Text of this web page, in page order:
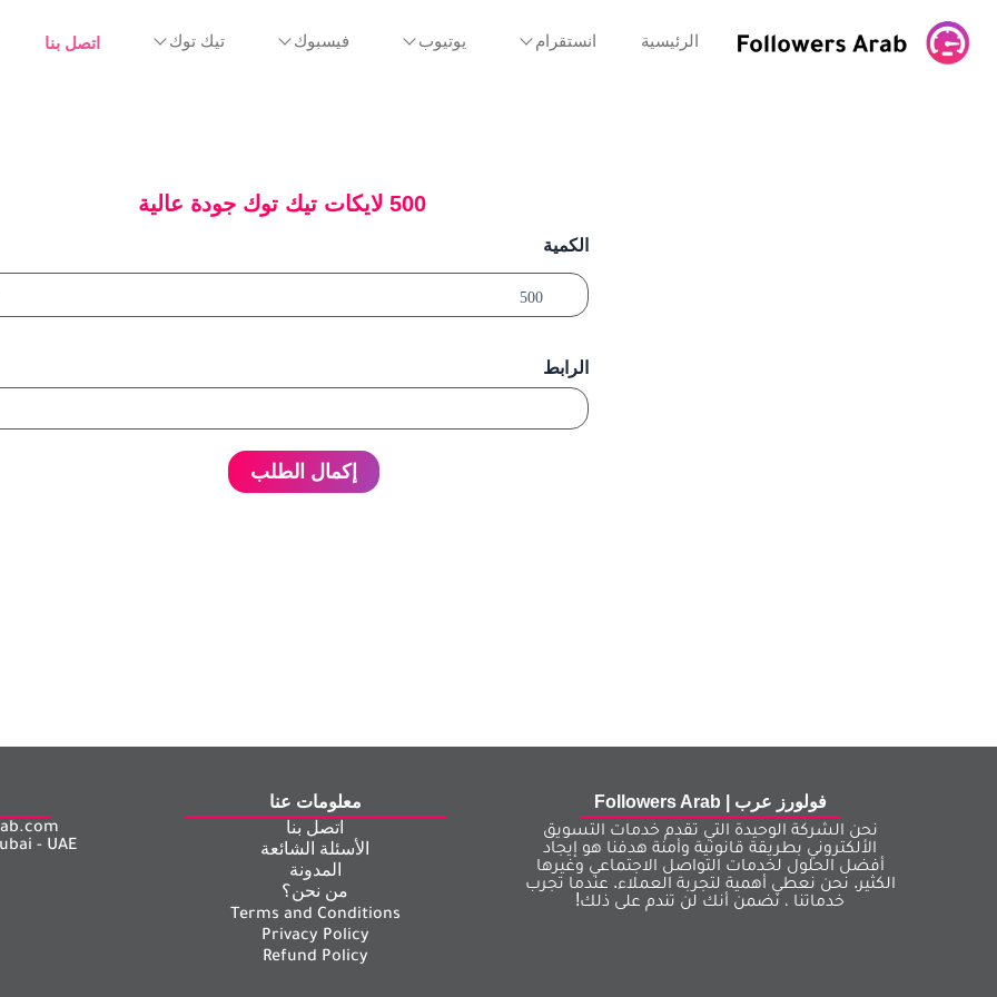
المحتوى
الرئيسية انستقرام يوتيوب فيسبوك تيك توك اتصل بنا
500 لايكات تيك توك جودة عالية
الكمية
الرابط
إكمال الطلب
فولورز عرب | Followers Arab
نحن الشركة الوحيدة التي تقدم خدمات التسويق
الألكتروني بطريقة قانونية وأمنة هدفنا هو إيجاد
أفضل الحلول لخدمات التواصل الاجتماعي وغيرها
الكثير. نحن نعطي أهمية لتجربة العملاء. عندما تجرب
خدماتنا ، نضمن أنك لن تندم على ذلك!
معلومات عنا
اتصل بنا
الأسئلة الشائعة
المدونة
من نحن؟
Terms and Conditions
Privacy Policy
Refund Policy
- UAE